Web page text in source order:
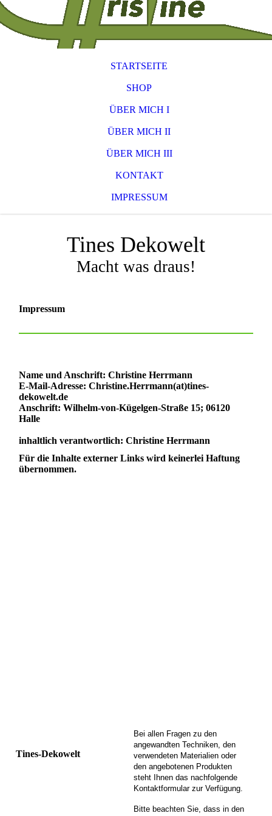
STARTSEITE
SHOP
ÜBER MICH I
ÜBER MICH II
ÜBER MICH III
KONTAKT
IMPRESSUM
Tines Dekowelt
Macht was draus!
Impressum
Name und Anschrift: Christine Herrmann
E-Mail-Adresse: Christine.Herrmann(at)tines-
dekowelt.de
Anschrift: Wilhelm-von-Kügelgen-Straße 15; 06120
Halle
inhaltlich verantwortlich: Christine Herrmann
Für die Inhalte externer Links wird keinerlei Haftung
übernommen.
Tines-Dekowelt
Bei allen Fragen zu den
angewandten Techniken, den
verwendeten Materialien oder
den angebotenen Produkten
steht Ihnen das nachfolgende
Kontaktformular zur Verfügung.
Bitte beachten Sie, dass in den